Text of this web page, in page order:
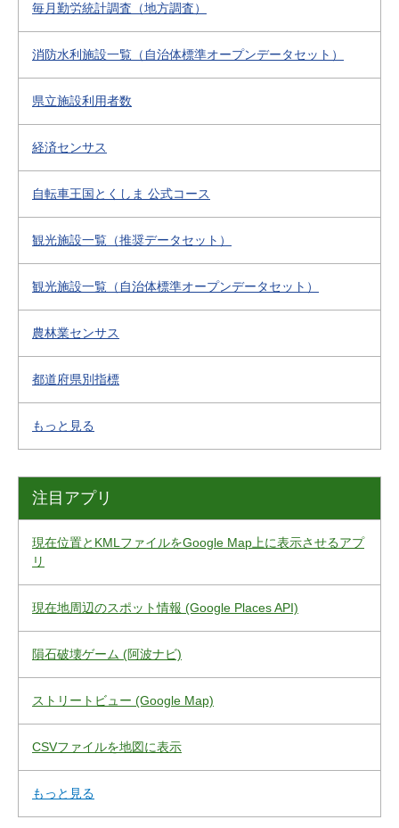
毎月勤労統計調査（地方調査）
消防水利施設一覧（自治体標準オープンデータセット）
県立施設利用者数
経済センサス
自転車王国とくしま 公式コース
観光施設一覧（推奨データセット）
観光施設一覧（自治体標準オープンデータセット）
農林業センサス
都道府県別指標
もっと見る
注目アプリ
現在位置とKMLファイルをGoogle Map上に表示させるアプ
リ
現在地周辺のスポット情報 (Google Places API)
隕石破壊ゲーム (阿波ナビ)
ストリートビュー (Google Map)
CSVファイルを地図に表示
もっと見る